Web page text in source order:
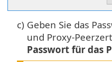
c) Geben Sie das
und Proxy-
Passwort für das